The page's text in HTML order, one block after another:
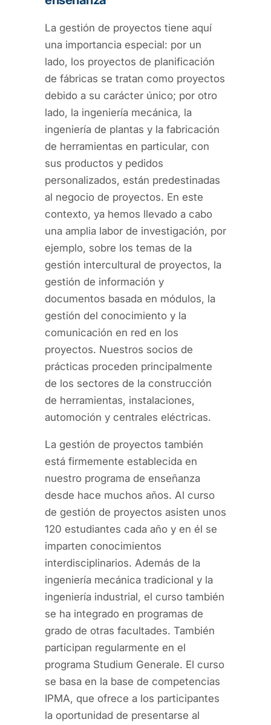
La gestión de proyectos tiene aquí
una importancia especial: por un
lado, los proyectos de planificación
de fábricas se tratan como proyectos
debido a su carácter único; por otro
lado, la ingeniería mecánica, la
ingeniería de plantas y la fabricación
de herramientas en particular, con
sus productos y pedidos
personalizados, están predestinadas
al negocio de proyectos. En este
contexto, ya hemos llevado a cabo
una amplia labor de investigación, por
ejemplo, sobre los temas de la
gestión intercultural de proyectos, la
gestión de información y
documentos basada en módulos, la
gestión del conocimiento y la
comunicación en red en los
proyectos. Nuestros socios de
prácticas proceden principalmente
de los sectores de la construcción
de herramientas, instalaciones,
automoción y centrales eléctricas.
La gestión de proyectos también
está firmemente establecida en
nuestro programa de enseñanza
desde hace muchos años. Al curso
de gestión de proyectos asisten unos
120 estudiantes cada año y en él se
imparten conocimientos
interdisciplinarios. Además de la
ingeniería mecánica tradicional y la
ingeniería industrial, el curso también
se ha integrado en programas de
grado de otras facultades. También
participan regularmente en el
programa Studium Generale. El curso
se basa en la base de competencias
IPMA, que ofrece a los participantes
la oportunidad de presentarse al